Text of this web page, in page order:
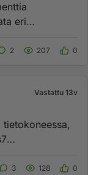
eri
2 207 0
Vastattu 13v
3 128 0